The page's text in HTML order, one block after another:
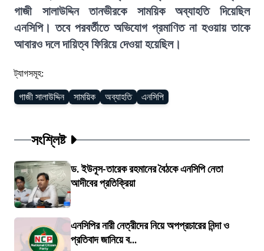
গাজী সালাউদ্দিন তানভীরকে সাময়িক অব্যাহতি দিয়েছিল
এনসিপি। তবে পরবর্তীতে অভিযোগ প্রমাণিত না হওয়ায় তাকে
আবারও দলে দায়িত্ব ফিরিয়ে দেওয়া হয়েছিল।
ট্যাগসমূহ:
গাজী সালাউদ্দিন সাময়িক অব্যাহতি এনসিপি
সংশ্লিষ্ট
ড. ইউনূস-তারেক রহমানের বৈঠকে এনসিপি নেতা
আদীবের প্রতিক্রিয়া
এনসিপির নারী নেত্রীদের নিয়ে অপপ্রচারের নিন্দা ও
প্রতিবাদ জানিয়ে ব...